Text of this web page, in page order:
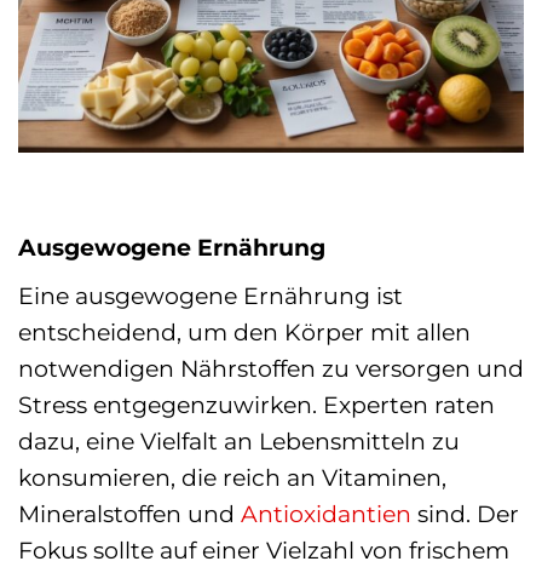
Ausgewogene Ernährung
Eine ausgewogene Ernährung ist
entscheidend, um den Körper mit allen
notwendigen Nährstoffen zu versorgen und
Stress entgegenzuwirken. Experten raten
dazu, eine Vielfalt an Lebensmitteln zu
konsumieren, die reich an Vitaminen,
Mineralstoffen und Antioxidantien sind. Der
Fokus sollte auf einer Vielzahl von frischem